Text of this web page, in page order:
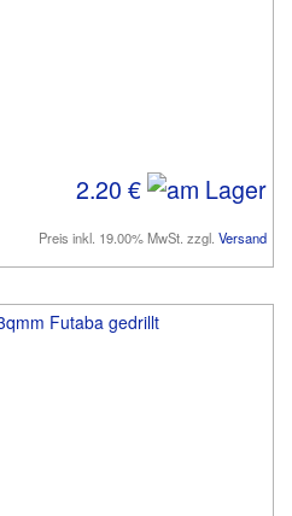
2.20 €
Preis inkl. 19.00% MwSt. zzgl. Versand